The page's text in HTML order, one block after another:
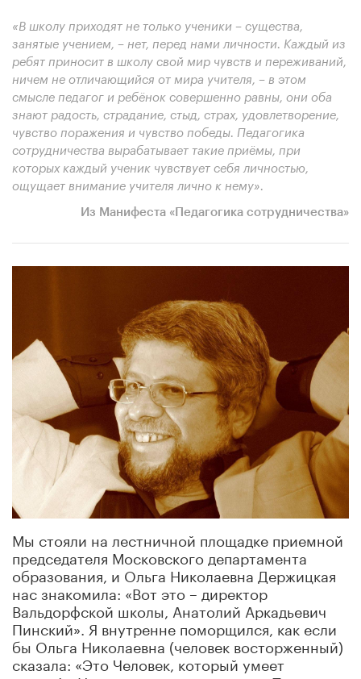
«В школу приходят не только ученики – существа,
занятые учением, – нет, перед нами личности. Каждый из
ребят приносит в школу свой мир чувств и переживаний,
ничем не отличающийся от мира учителя, – в этом
смысле педагог и ребёнок совершенно равны, они оба
знают радость, страдание, стыд, страх, удовлетворение,
чувство поражения и чувство победы. Педагогика
сотрудничества вырабатывает такие приёмы, при
которых каждый ученик чувствует себя личностью,
ощущает внимание учителя лично к нему».
Из Манифеста «Педагогика сотрудничества»
Мы стояли на лестничной площадке приемной
председателя Московского департамента
образования, и Ольга Николаевна Держицкая
нас знакомила: «Вот это – директор
Вальдорфской школы, Анатолий Аркадьевич
Пинский». Я внутренне поморщился, как если
бы Ольга Николаевна (человек восторженный)
сказала: «Это Человек, который умеет